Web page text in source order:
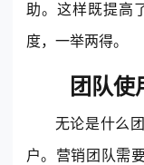
助。这样既提高
度，一举两得。
团队使
无论是什么
户。营销团队需